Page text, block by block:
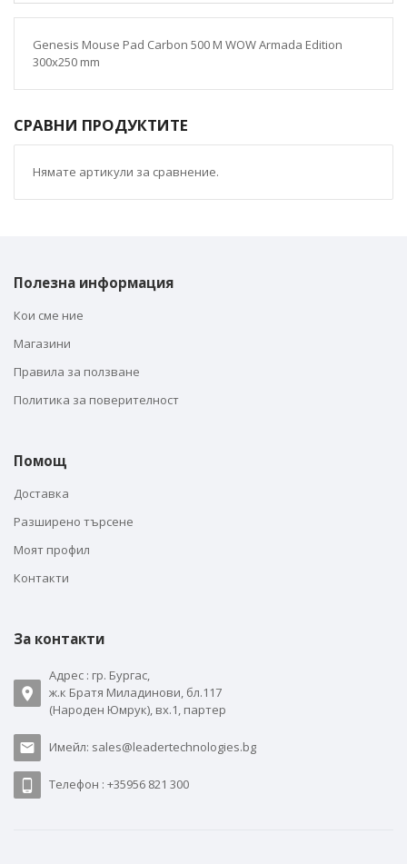
Genesis Mouse Pad Carbon 500 M WOW Armada Edition
300x250 mm
СРАВНИ ПРОДУКТИТЕ
Нямате артикули за сравнение.
Полезна информация
Кои сме ние
Магазини
Правила за ползване
Политика за поверителност
Помощ
Доставка
Разширено търсене
Моят профил
Контакти
За контакти
Адрес : гр. Бургас,
ж.к Братя Миладинови, бл.117
(Народен Юмрук), вх.1, партер
Имейл: sales@leadertechnologies.bg
Телефон : +35956 821 300